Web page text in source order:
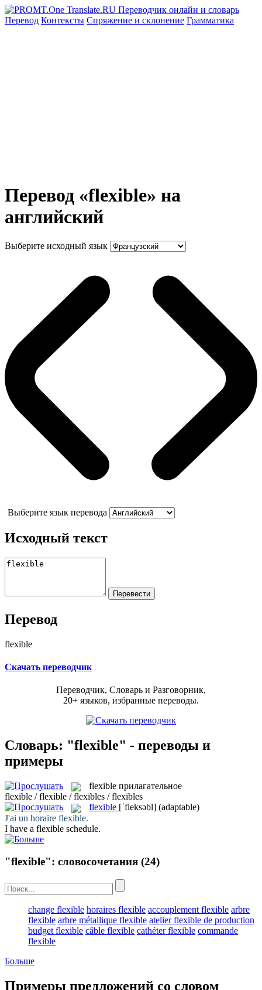
Перевод Контексты Спряжение и склонение Грамматика
Перевод «flexible» на
английский
Выберите исходный язык
Выберите язык перевода
Исходный текст
Перевод
flexible
Скачать переводчик
Переводчик, Словарь и Разговорник,
20+ языков, избранные переводы.
Словарь: "flexible" - переводы и
примеры
flexible прилагательное
flexible / flexible / flexibles / flexibles
flexible [ˈfleksəbl] (adaptable)
J'ai un horaire flexible.
I have a flexible schedule.
"flexible": словосочетания (24)
change flexible horaires flexible accouplement flexible arbre
flexible arbre métallique flexible atelier flexible de production
budget flexible câble flexible cathéter flexible commande
flexible
Больше
Примеры предложений со словом